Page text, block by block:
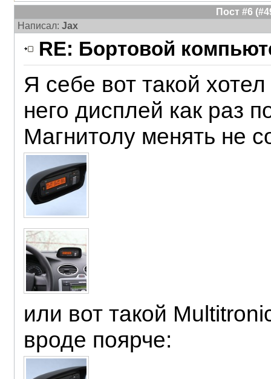
Пост #6
Написал: Jax
RE: Бортовой
Я себе вот такой
него дисплей как раз
Магнитолу менять не
или вот такой
вроде поярче: